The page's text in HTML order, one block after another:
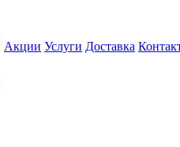
Акции Услуги Доставка